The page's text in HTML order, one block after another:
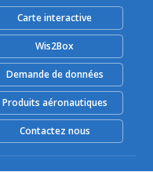
Carte interactive
Wis2Box
Demande de données
Produits aéronautiques
Contactez nous